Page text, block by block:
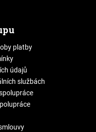
platby
údajů
službách